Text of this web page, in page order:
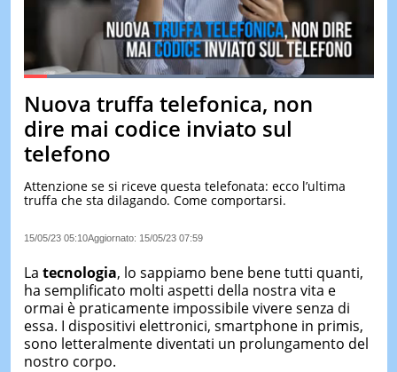
& TV
QUIZ
TEST
DI
PauseUnmute
Loaded:52.04%
Nuova truffa telefonica, non
dire mai codice inviato sul
telefono
Attenzione se si riceve questa telefonata: ecco l’ultima
truffa che sta dilagando. Come comportarsi.
15/05/23 05:10Aggiornato: 15/05/23 07:59
La tecnologia, lo sappiamo bene bene tutti quanti,
ha semplificato molti aspetti della nostra vita e
ormai è praticamente impossibile vivere senza di
essa. I dispositivi elettronici, smartphone in primis,
sono letteralmente diventati un prolungamento del
nostro corpo.